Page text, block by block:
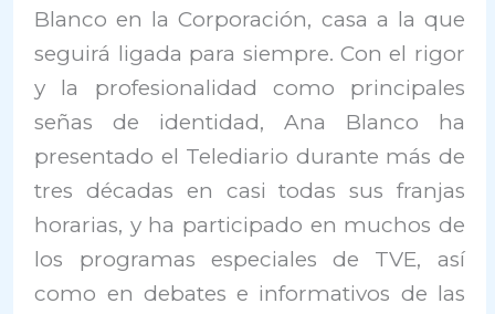
Blanco en la Corporación, casa a la que
seguirá ligada para siempre. Con el rigor
y la profesionalidad como principales
señas de identidad, Ana Blanco ha
presentado el Telediario durante más de
tres décadas en casi todas sus franjas
horarias, y ha participado en muchos de
los programas especiales de TVE, así
como en debates e informativos de las